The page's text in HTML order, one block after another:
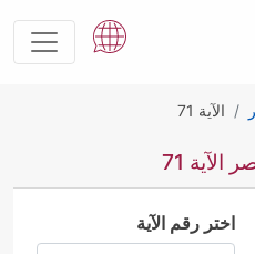
الآية 71
71
اختر رقم الآية